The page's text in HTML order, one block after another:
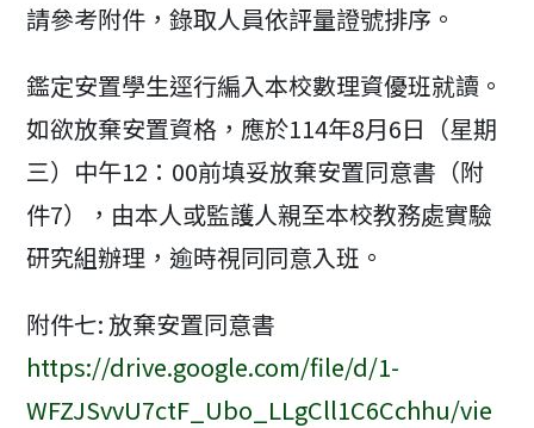
請參考附件，錄取人員依評量證號排序。
鑑定安置學生逕行編入本校數理資優班就讀。
如欲放棄安置資格，應於114年8月6日（星期
三）中午12：00前填妥放棄安置同意書（附
件7），由本人或監護人親至本校教務處實驗
研究組辦理，逾時視同同意入班。
附件七: 放棄安置同意書
https://drive.google.com/file/d/1-
WFZJSvvU7ctF_Ubo_LLgCll1C6Cchhu/vie